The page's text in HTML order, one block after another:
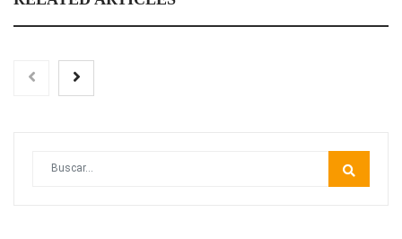
Toro Tapas inaugura su Raw Bar: una experiencia desde
mediodía hasta el anochecer con cocina abierta